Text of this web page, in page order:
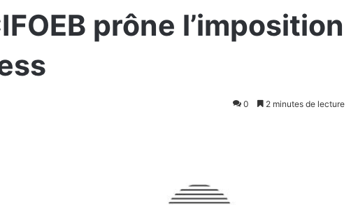
prône l’imposition
0 2 minutes de lecture